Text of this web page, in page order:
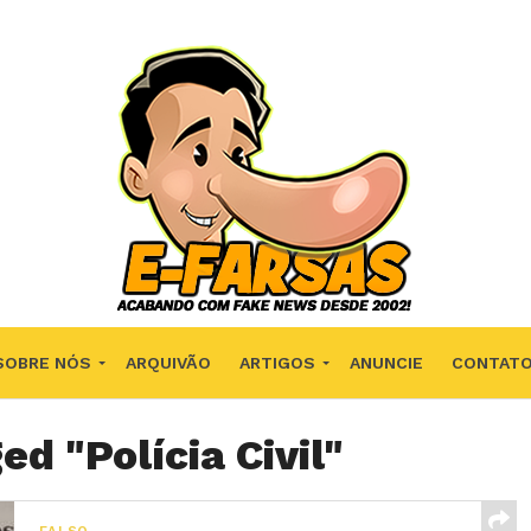
NÓS ARQUIVÃO ARTIGOS ANUNCIE CONTATO
"Polícia Civil"